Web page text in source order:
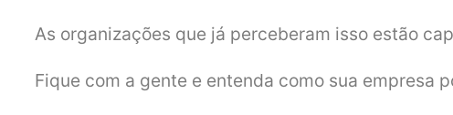
As organizações que já perceberam isso estão
Fique com a gente e entenda como sua empresa